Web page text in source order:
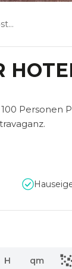
Personen
H qm